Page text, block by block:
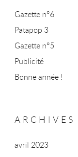
Gazette n°6
Patapop 3
Gazette n°5
Publicité
Bonne année !
ARCHIVES
avril 2023